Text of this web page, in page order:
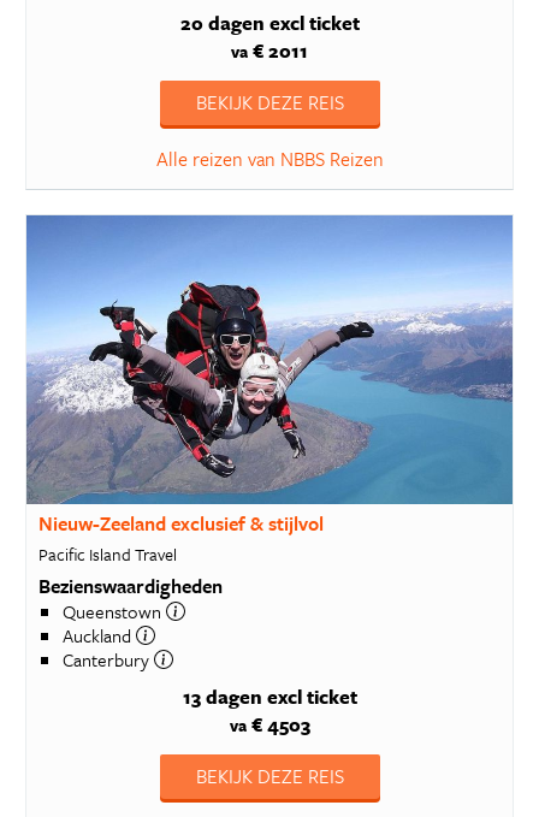
20 dagen excl ticket
va € 2011
BEKIJK DEZE REIS
Alle reizen van NBBS Reizen
Nieuw-Zeeland exclusief & stijlvol
Pacific Island Travel
Bezienswaardigheden
Queenstown
Auckland
Canterbury
13 dagen excl ticket
va€ 4503
BEKIJK DEZE REIS